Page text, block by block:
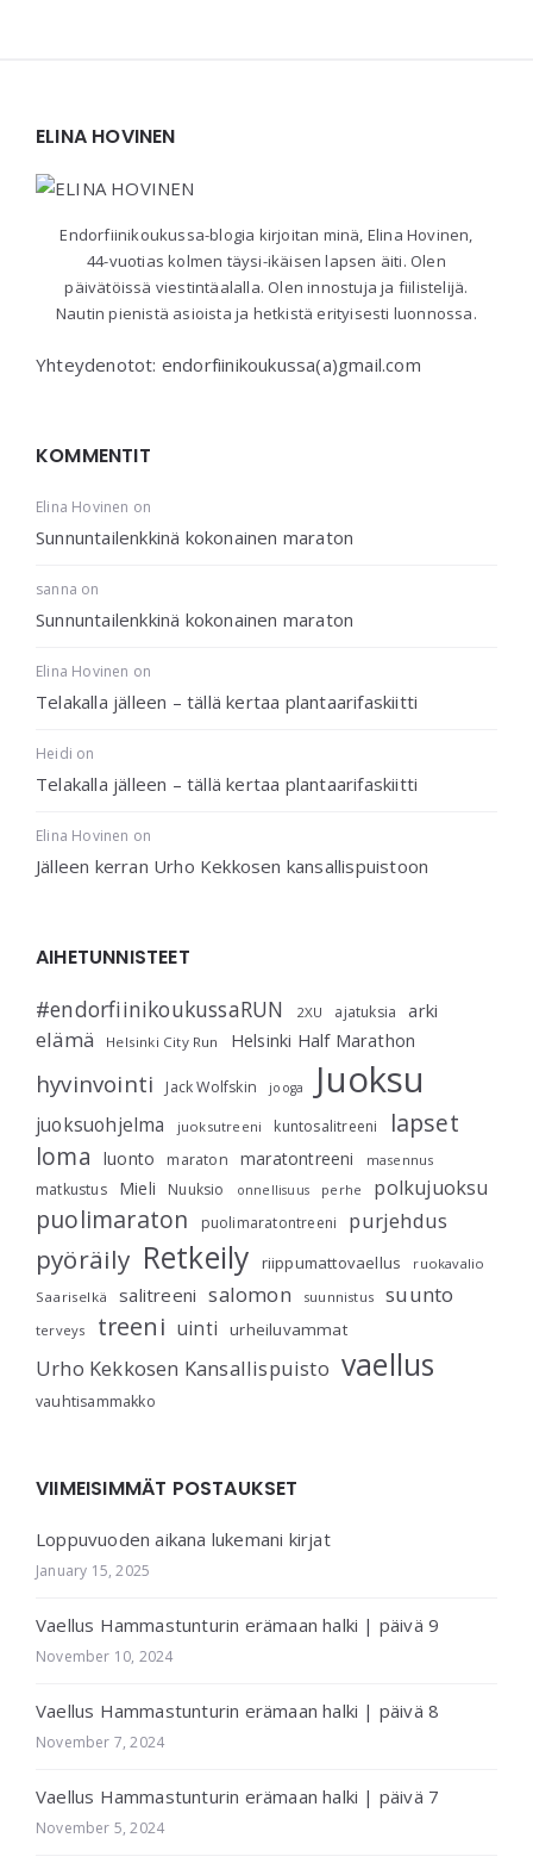
ELINA HOVINEN
Endorfiinikoukussa-blogia kirjoitan minä, Elina Hovinen,
44-vuotias kolmen täysi-ikäisen lapsen äiti. Olen
päivätöissä viestintäalalla. Olen innostuja ja fiilistelijä.
Nautin pienistä asioista ja hetkistä erityisesti luonnossa.
Yhteydenotot: endorfiinikoukussa(a)gmail.com
KOMMENTIT
Elina Hovinen on
Sunnuntailenkkinä kokonainen maraton
sanna on
Sunnuntailenkkinä kokonainen maraton
Elina Hovinen on
Telakalla jälleen – tällä kertaa plantaarifaskiitti
Heidi on
Telakalla jälleen – tällä kertaa plantaarifaskiitti
Elina Hovinen on
Jälleen kerran Urho Kekkosen kansallispuistoon
AIHETUNNISTEET
#endorfiinikoukussaRUN 2XU ajatuksia arki
elämä Helsinki City Run Helsinki Half Marathon
hyvinvointi Jack Wolfskin jooga Juoksu
juoksuohjelma juoksutreeni kuntosalitreeni
lapset
loma
luonto maraton maratontreeni masennus
matkustus Mieli Nuuksio onnellisuus perhe polkujuoksu
puolimaraton puolimaratontreeni purjehdus
pyöräily Retkeily riippumattovaellus
ruokavalio
Saariselkä
salitreeni salomon suunnistus suunto
terveys treeni uinti urheiluvammat
Urho Kekkosen Kansallispuisto vaellus
vauhtisammakko
VIIMEISIMMÄT POSTAUKSET
Loppuvuoden aikana lukemani kirjat
January 15, 2025
Vaellus Hammastunturin erämaan halki | päivä 9
November 10, 2024
Vaellus Hammastunturin erämaan halki | päivä 8
November 7, 2024
Vaellus Hammastunturin erämaan halki | päivä 7
November 5, 2024